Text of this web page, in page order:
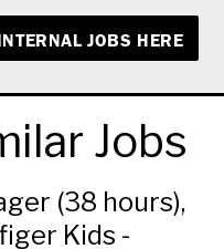
JOBS HERE
Jobs
(38 hours),
Kids -